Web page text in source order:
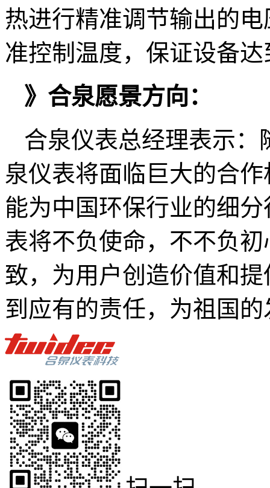
热进行精准调节输出的
准控制温度，保证设备
》合泉愿景方向：
合泉仪表总经理表示：
泉仪表将面临巨大的合
能为中国环保行业的细
表将不负使命，不不负
致，为用户创造价值和
到应有的责任，为祖国